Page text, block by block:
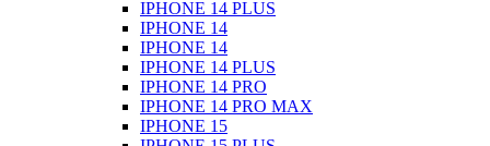
IPHONE 14 PLUS
IPHONE 14
IPHONE 14
IPHONE 14 PLUS
IPHONE 14 PRO
IPHONE 14 PRO MAX
IPHONE 15